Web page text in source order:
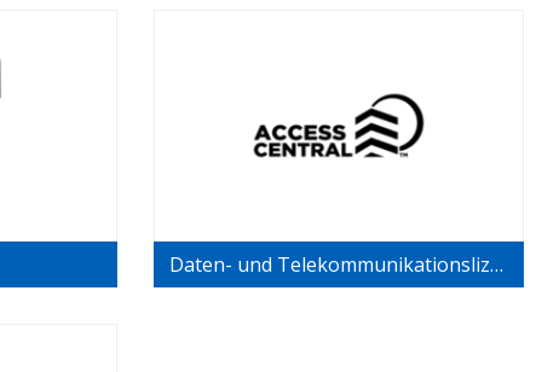
Daten- und Telekommunikationslizenzen